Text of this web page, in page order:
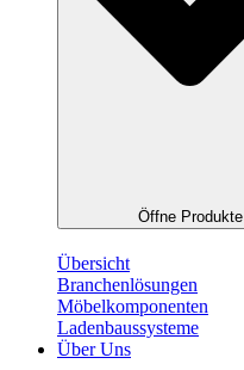
Öffne Produkte
Übersicht
Branchenlösungen
Möbelkomponenten
Ladenbaussysteme
Über Uns